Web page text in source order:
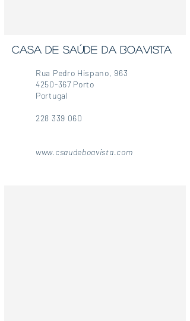
CASA DE SAÚDE DA BOAVISTA
Rua Pedro Hispano, 963
4250-367 Porto
Portugal
228 339 060
www.csaudeboavista.com